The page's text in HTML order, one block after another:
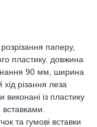
паперу,
пластику. довжина
90 мм, ширина
різання леза
виконані із пластику
та гумові вставки